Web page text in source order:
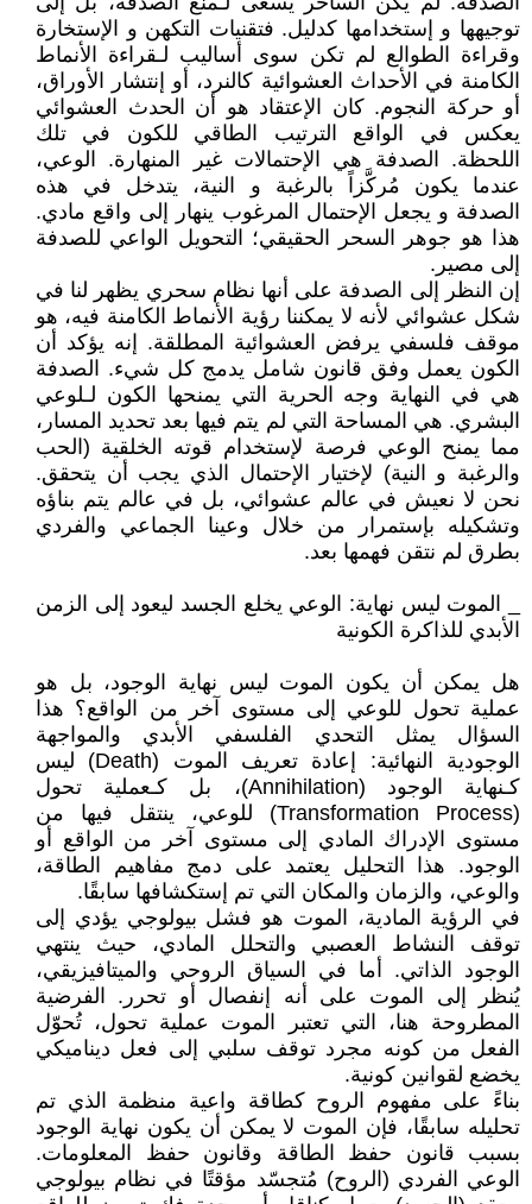
توجيهها و إستخدامها كدليل. فتقنيات التكهن و الإستخارة
وقراءة الطوالع لم تكن سوى أساليب لـقراءة الأنماط
الكامنة في الأحداث العشوائية كالنرد، أو إنتشار الأوراق،
أو حركة النجوم. كان الإعتقاد هو أن الحدث العشوائي
يعكس في الواقع الترتيب الطاقي للكون في تلك
اللحظة. الصدفة هي الإحتمالات غير المنهارة. الوعي،
عندما يكون مُركَّزاً بالرغبة و النية، يتدخل في هذه
الصدفة و يجعل الإحتمال المرغوب ينهار إلى واقع مادي.
هذا هو جوهر السحر الحقيقي؛ التحويل الواعي للصدفة
إلى مصير.
إن النظر إلى الصدفة على أنها نظام سحري يظهر لنا في
شكل عشوائي لأنه لا يمكننا رؤية الأنماط الكامنة فيه، هو
موقف فلسفي يرفض العشوائية المطلقة. إنه يؤكد أن
الكون يعمل وفق قانون شامل يدمج كل شيء. الصدفة
هي في النهاية وجه الحرية التي يمنحها الكون لـلوعي
البشري. هي المساحة التي لم يتم فيها بعد تحديد المسار،
مما يمنح الوعي فرصة لإستخدام قوته الخلقية (الحب
والرغبة و النية) لإختيار الإحتمال الذي يجب أن يتحقق.
نحن لا نعيش في عالم عشوائي، بل في عالم يتم بناؤه
وتشكيله بإستمرار من خلال وعينا الجماعي والفردي
بطرق لم نتقن فهمها بعد.
_ الموت ليس نهاية: الوعي يخلع الجسد ليعود إلى الزمن
الأبدي للذاكرة الكونية
هل يمكن أن يكون الموت ليس نهاية الوجود، بل هو
عملية تحول للوعي إلى مستوى آخر من الواقع؟ هذا
السؤال يمثل التحدي الفلسفي الأبدي والمواجهة
الوجودية النهائية: إعادة تعريف الموت (Death) ليس
كـنهاية الوجود (Annihilation)، بل كـعملية تحول
(Transformation Process) للوعي، ينتقل فيها من
مستوى الإدراك المادي إلى مستوى آخر من الواقع أو
الوجود. هذا التحليل يعتمد على دمج مفاهيم الطاقة،
والوعي، والزمان والمكان التي تم إستكشافها سابقًا.
في الرؤية المادية، الموت هو فشل بيولوجي يؤدي إلى
توقف النشاط العصبي والتحلل المادي، حيث ينتهي
الوجود الذاتي. أما في السياق الروحي والميتافيزيقي،
يُنظر إلى الموت على أنه إنفصال أو تحرر. الفرضية
المطروحة هنا، التي تعتبر الموت عملية تحول، تُحوّل
الفعل من كونه مجرد توقف سلبي إلى فعل ديناميكي
يخضع لقوانين كونية.
بناءً على مفهوم الروح كطاقة واعية منظمة الذي تم
تحليله سابقًا، فإن الموت لا يمكن أن يكون نهاية الوجود
بسبب قانون حفظ الطاقة وقانون حفظ المعلومات.
الوعي الفردي (الروح) مُتجسّد مؤقتًا في نظام بيولوجي